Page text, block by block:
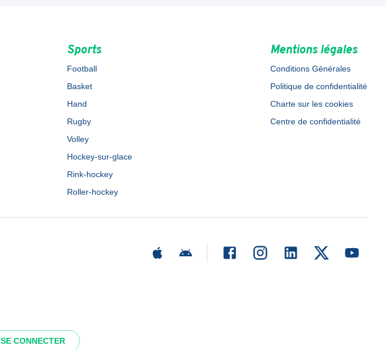
SE CONNECTER
Sports
Football
Basket
Hand
Rugby
Volley
Hockey-sur-glace
Rink-hockey
Roller-hockey
Mentions légales
Conditions Générales
Politique de confidentialité
Charte sur les cookies
Centre de confidentialité